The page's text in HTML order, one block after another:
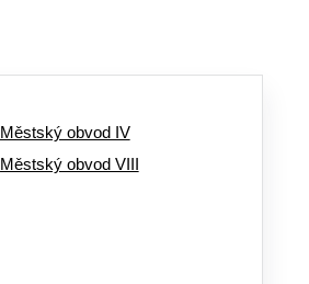
Městský obvod IV
Městský obvod VIII